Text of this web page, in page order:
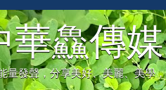
華鱻傳媒
量發聲，分享美好、美麗、美學